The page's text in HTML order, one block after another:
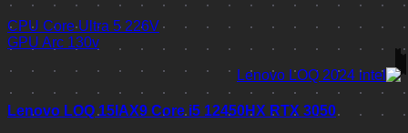
CPU Core Ultra 5 226V
GPU Arc 130v
Lenovo LOQ 15IAX9 Core i5 12450HX RTX 3050